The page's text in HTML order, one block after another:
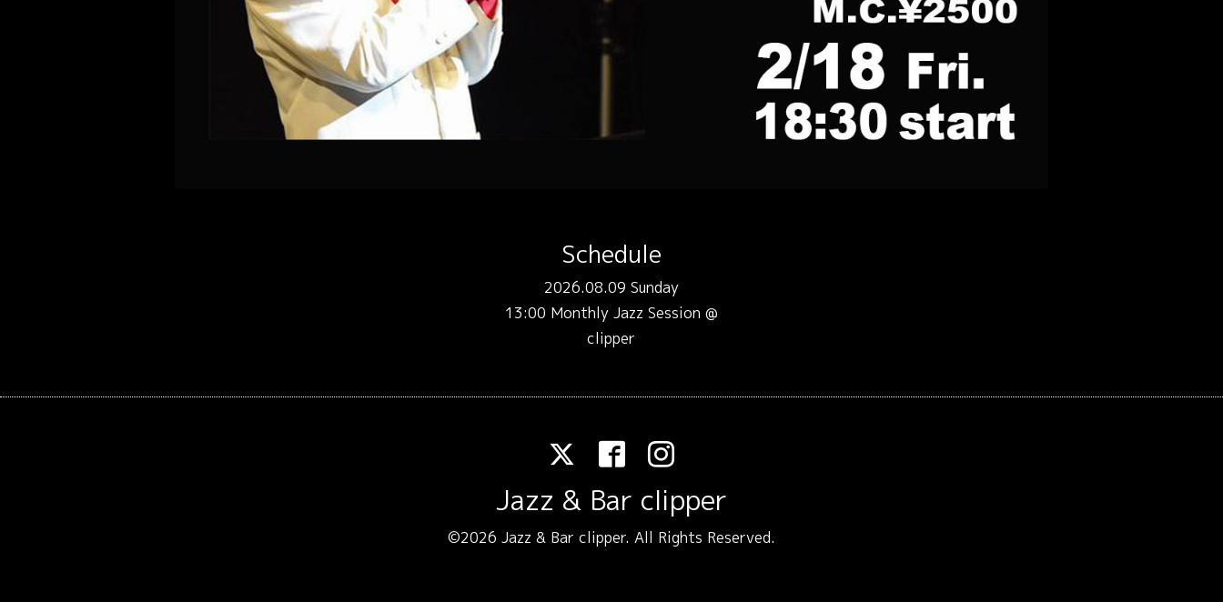
Schedule
2026.08.09 Sunday
13:00 Monthly Jazz Session @
clipper
Jazz & Bar clipper
©2026 Jazz & Bar clipper. All Rights Reserved.